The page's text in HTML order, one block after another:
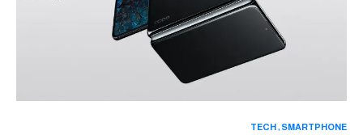
SMARTPHONE
TECH